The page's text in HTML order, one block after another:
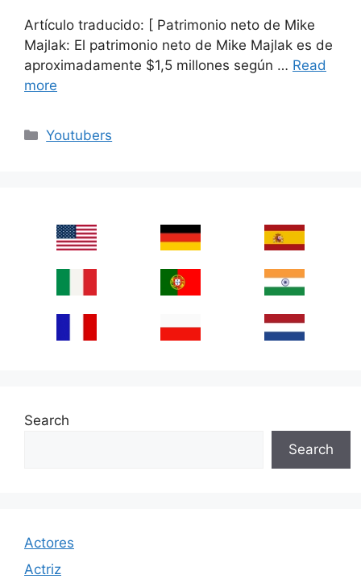
Artículo traducido: [ Patrimonio neto de Mike
Majlak: El patrimonio neto de Mike Majlak es de
aproximadamente $1,5 millones según … Read
more
Categories
Youtubers
Search
Search
Actores
Actriz